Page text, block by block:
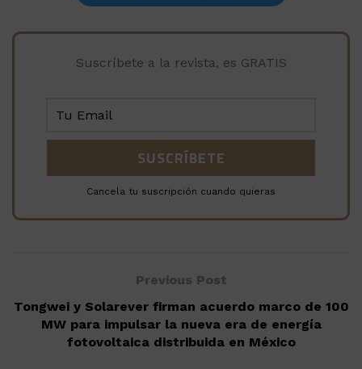
Suscríbete a la revista, es GRATIS
Cancela tu suscripción cuando quieras
Previous Post
Tongwei y Solarever firman acuerdo marco de 100
MW para impulsar la nueva era de energía
fotovoltaica distribuida en México